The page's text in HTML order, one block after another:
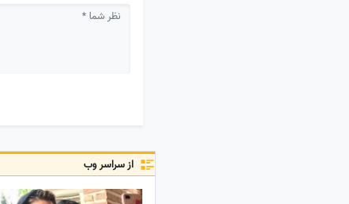
از سراسر وب